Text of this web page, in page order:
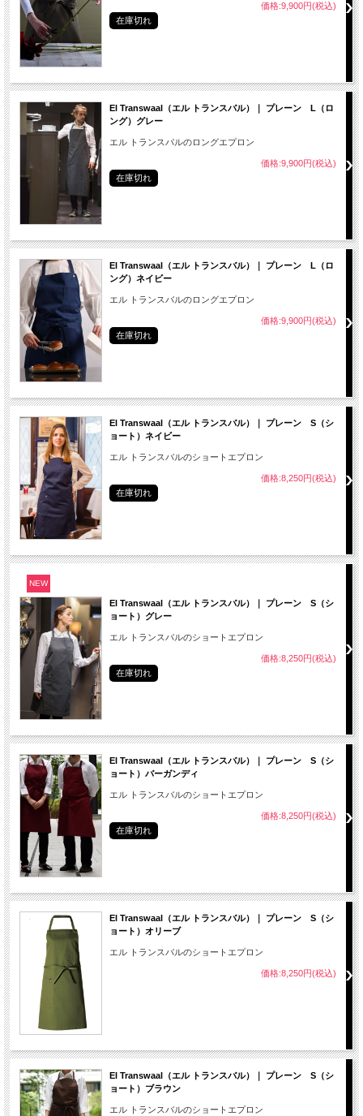
価格:9,900円(税込)
在庫切れ
El Transwaal（エル トランスバル）｜ プレーン L（ロ
ング）グレー
エル トランスバルのロングエプロン
価格:9,900円(税込)
在庫切れ
El Transwaal（エル トランスバル）｜ プレーン L（ロ
ング）ネイビー
エル トランスバルのロングエプロン
価格:9,900円(税込)
在庫切れ
El Transwaal（エル トランスバル）｜ プレーン S（シ
ョート）ネイビー
エル トランスバルのショートエプロン
価格:8,250円(税込)
在庫切れ
NEW
El Transwaal（エル トランスバル）｜ プレーン S（シ
ョート）グレー
エル トランスバルのショートエプロン
価格:8,250円(税込)
在庫切れ
El Transwaal（エル トランスバル）｜ プレーン S（シ
ョート）バーガンディ
エル トランスバルのショートエプロン
価格:8,250円(税込)
在庫切れ
El Transwaal（エル トランスバル）｜ プレーン S（シ
ョート）オリーブ
エル トランスバルのショートエプロン
価格:8,250円(税込)
El Transwaal（エル トランスバル）｜ プレーン S（シ
ョート）ブラウン
エル トランスバルのショートエプロン